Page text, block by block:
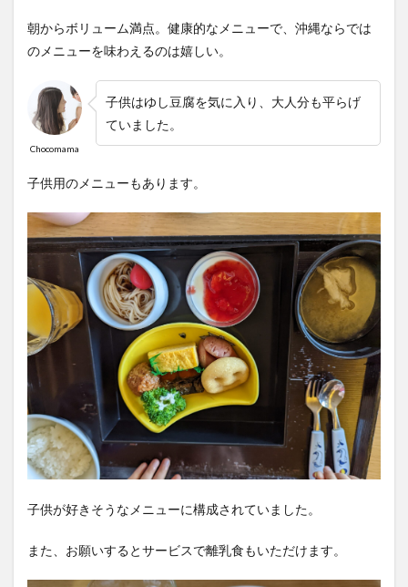
朝からボリューム満点。健康的なメニューで、沖縄ならでは
のメニューを味わえるのは嬉しい。
Chocomama
子供はゆし豆腐を気に入り、大人分も平らげ
ていました。
子供用のメニューもあります。
子供が好きそうなメニューに構成されていました。
また、お願いするとサービスで離乳食もいただけます。